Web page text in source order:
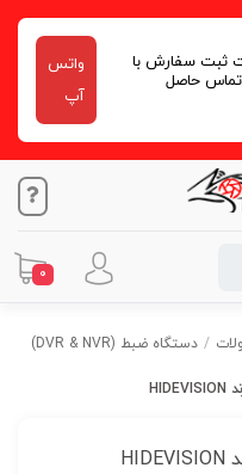
ثبت سفارش با
شماره 09044654433 | 02191016261 تماس حاصل
واتس
آپ
0
/ دستگاه ضبط (DVR & NVR)